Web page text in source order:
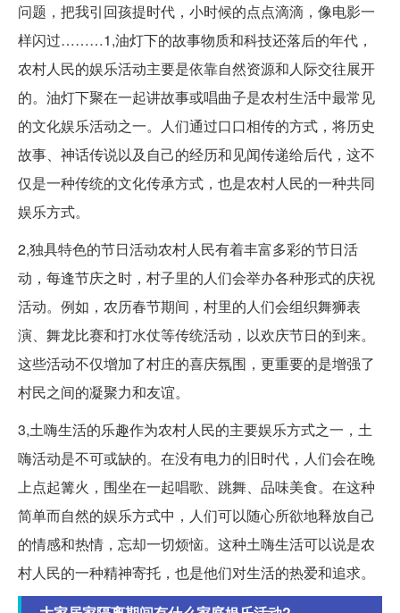
问题，把我引回孩提时代，小时候的点点滴滴，像电影一
样闪过………1,油灯下的故事物质和科技还落后的年代，
农村人民的娱乐活动主要是依靠自然资源和人际交往展开
的。油灯下聚在一起讲故事或唱曲子是农村生活中最常见
的文化娱乐活动之一。人们通过口口相传的方式，将历史
故事、神话传说以及自己的经历和见闻传递给后代，这不
仅是一种传统的文化传承方式，也是农村人民的一种共同
娱乐方式。
2,独具特色的节日活动农村人民有着丰富多彩的节日活
动，每逢节庆之时，村子里的人们会举办各种形式的庆祝
活动。例如，农历春节期间，村里的人们会组织舞狮表
演、舞龙比赛和打水仗等传统活动，以欢庆节日的到来。
这些活动不仅增加了村庄的喜庆氛围，更重要的是增强了
村民之间的凝聚力和友谊。
3,土嗨生活的乐趣作为农村人民的主要娱乐方式之一，土
嗨活动是不可或缺的。在没有电力的旧时代，人们会在晚
上点起篝火，围坐在一起唱歌、跳舞、品味美食。在这种
简单而自然的娱乐方式中，人们可以随心所欲地释放自己
的情感和热情，忘却一切烦恼。这种土嗨生活可以说是农
村人民的一种精神寄托，也是他们对生活的热爱和追求。